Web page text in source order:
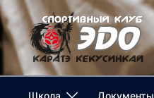
Перейти
к
содержимому
Путь
Школа Документы